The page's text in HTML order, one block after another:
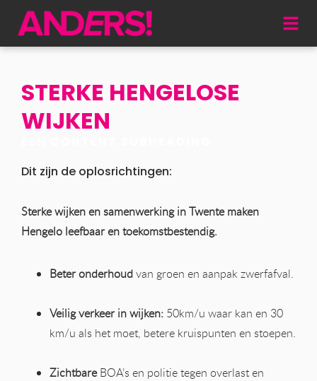
STERKE HENGELOSE
WIJKEN
Dit zijn de oplosrichtingen:
Sterke wijken en samenwerking in Twente maken
Hengelo leefbaar en toekomstbestendig.
Beter onderhoudvan groen en aanpak zwerfafval.
Veilig verkeer in wijken: 50km/u waar kan en 30
km/u als het moet, betere kruispunten en stoepen.
ZichtbareBOA’s en politie tegen overlast en